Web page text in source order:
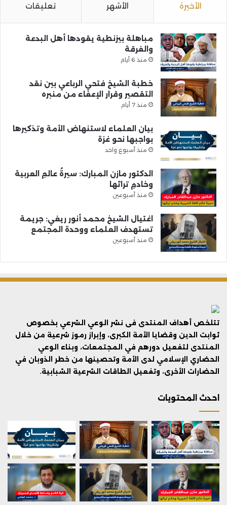
الأخيرة الأشهر تعليقات
مباهلة بيزنطية يقودها أهل البدعة
والفرقة
منذ 6 أيام
خطبة الشيخ فتحي الرباعي بين نقد
التقصير وقرار الإعفاء من منبره
منذ 7 أيام
بيان العلماء لاستنهاض الأمة وتذكيرها
بواجبها نحو غزة
منذ أسبوع واحد
الدكتور مازن المبارك: سيرةُ عالمِ العربية
وخادمِ تراثها
منذ أسبوعين
اغتيال الشيخ محمد أنور ريغي: جريمة
تستهدف العلماء ووحدة المجتمع
منذ أسبوعين
تتلخص أهداف المنتدى فى نشر الوعي الشرعي بخصوص
ثوابت الدين وقضايا الأمة الكبرى، وإبراز رموز شرعية من خلال
المنتدى لتفعيل دورهم في المجتمعات، وبناء الوعي
الحضاري الإسلامي لدى الأمة وتحصينها من خطر الذوبان في
الحضارات الأخرى، وتفعيل الطاقات الشرعية الشبابية.
احدث المحتويات